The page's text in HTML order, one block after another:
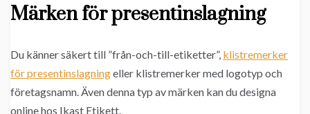
Märken för presentinslagning
Du känner säkert till ”från-och-till-etiketter”, klistremerker
för presentinslagningeller klistremerker med logotyp och
företagsnamn. Även denna typ av märken kan du designa
online hos Ikast Etikett.